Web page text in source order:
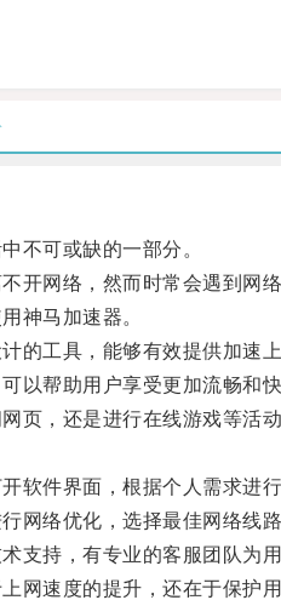
可或缺的一部分。
网络，然而时常会遇到网络
神马加速器。
工具，能够有效提供加速上
帮助用户享受更加流畅和快
，还是进行在线游戏等活动
件界面，根据个人需求进行
络优化，选择最佳网络线路
持，有专业的客服团队为用
速度的提升，还在于保护用